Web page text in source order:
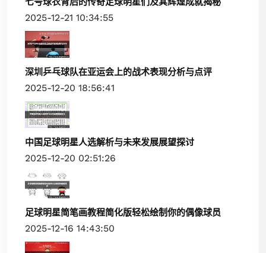
2025-12-21 10:34:55
深圳乒乓球队在亚运会上的战术表现分析与点评
2025-12-20 18:56:41
中国足球明星人选解析与未来发展展望探讨
2025-12-20 02:51:26
足球明星简笔画教程简化版轻松绘制你的偶像球员
2025-12-16 14:43:50